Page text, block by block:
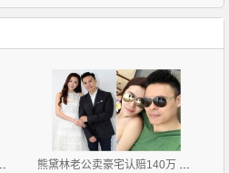
熊黛林老公卖豪宅认赔140万 疑急于与前妻划清界限